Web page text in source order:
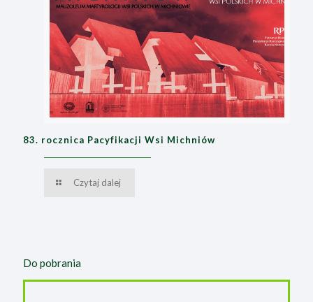
83. rocznica Pacyfikacji Wsi Michniów
Czytaj dalej
Do pobrania